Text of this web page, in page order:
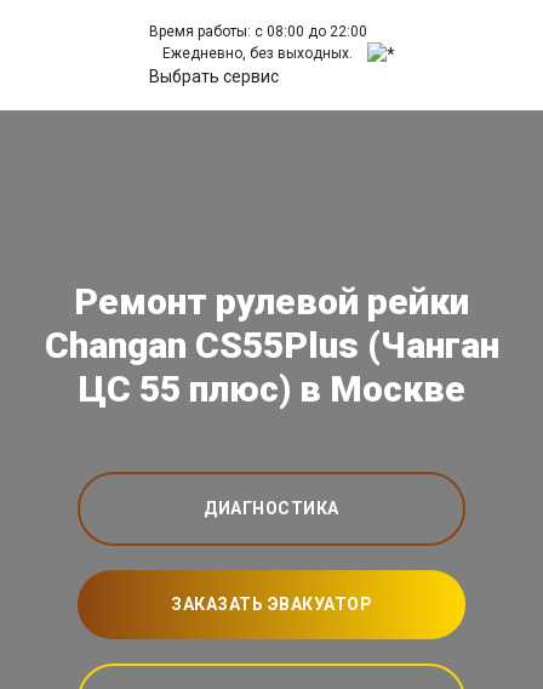
Время работы: с 08:00 до 22:00
Ежедневно, без выходных.
Выбрать сервис
Ремонт рулевой рейки
Changan CS55Plus (Чанган
ЦС 55 плюс) в Москве
ДИАГНОСТИКА
ЗАКАЗАТЬ ЭВАКУАТОР